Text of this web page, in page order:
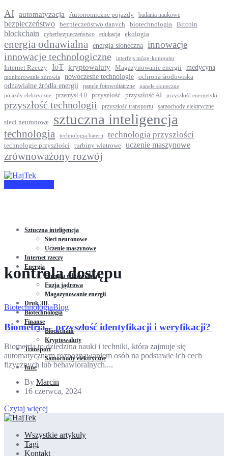
AI automatyzacja Autonomiczne pojazdy badania naukowe
bezpieczeństwo bezpieczeństwo danych biotechnologia Bitcoin
blockchain cyberbezpieczeństwo edukacja ekologia
energia odnawialna energia słoneczna innowacje
innowacje technologiczne interfejs mózg-komputer
Internet Rzeczy IoT kryptowaluty Magazynowanie energii medycyna
monitorowanie zdrowia nowoczesne technologie ochrona środowiska
odnawialne źródła energii panele fotowoltaiczne
panele słoneczne
pojazdy elektryczne
przemysł 4.0 przyszłość przyszłość AI przyszłość energetyki
przyszłość technologii przyszłość transportu samochody elektryczne
sieci neuronowe sztuczna inteligencja
technologia technologia baterii technologia przyszłości
technologie przyszłości turbiny wiatrowe uczenie maszynowe
zrównoważony rozwój
Sztuczna inteligencja
Sieci neuronowe
Uczenie maszynowe
Internet rzeczy
Energia
Energia odnawialna
Fuzja jądrowa
Magazynowanie energii
Druk 3D
Biotechnologia
Finanse
Blockchain
Kryptowaluty
Transport
Samochody elektryczne
Inne
kontrola dostępu
BiotechnologiaBlog
Biometria – przyszłość identyfikacji i weryfikacji?
Biometria to dziedzina nauki i techniki, która zajmuje się
automatycznym rozpoznawaniem osób na podstawie ich cech
fizycznych lub behawioralnych....
By Marcin
16 czerwca, 2024
Czytaj więcej
Wszystkie artykuły
Tagi
Kontakt